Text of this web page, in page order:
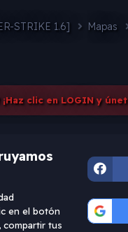
STRIKE 1.6] Mapas
clic en LOGIN y
en el botón
compartir tus